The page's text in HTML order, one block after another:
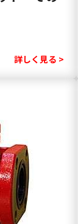
詳しく見る >